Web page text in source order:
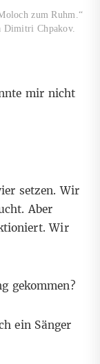
zum Ruhm.“
Dimitri Chpakov.
mir nicht
setzen. Wir
Aber
Wir
gekommen?
ein Sänger